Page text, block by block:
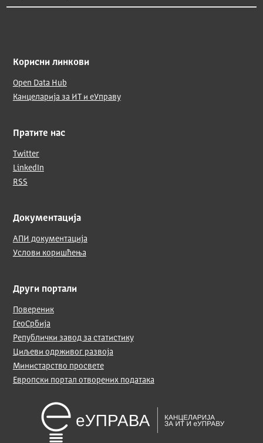
Корисни линкови
Open Data Hub
Канцеларија за ИТ и еУправу
Пратите нас
Twitter
LinkedIn
RSS
Документација
АПИ документација
Услови коришћења
Други портали
Повереник
ГеоСрбија
Републички завод за статистику
Циљеви одрживог развоја
Министарство просвете
Европски портал отворених података